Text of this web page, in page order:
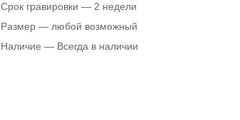
Срок гравировки — 2 недели
Размер — любой возможный
Наличие — Всегда в наличии